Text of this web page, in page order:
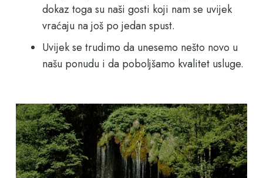
dokaz toga su naši gosti koji nam se uvijek
vraćaju na još po jedan spust.
Uvijek se trudimo da unesemo nešto novo u
našu ponudu i da poboljšamo kvalitet usluge.